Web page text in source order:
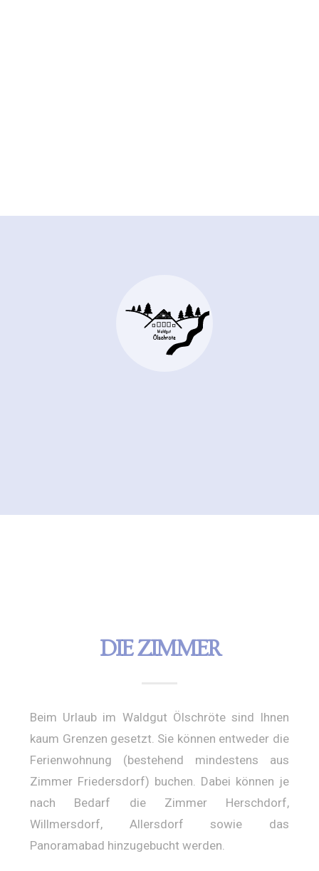
DIE ZIMMER
Beim Urlaub im Waldgut Ölschröte sind Ihnen
kaum Grenzen gesetzt. Sie können entweder die
Ferienwohnung (bestehend mindestens aus
Zimmer Friedersdorf) buchen. Dabei können je
nach Bedarf die Zimmer Herschdorf,
Willmersdorf, Allersdorf sowie das
Panoramabad hinzugebucht werden.